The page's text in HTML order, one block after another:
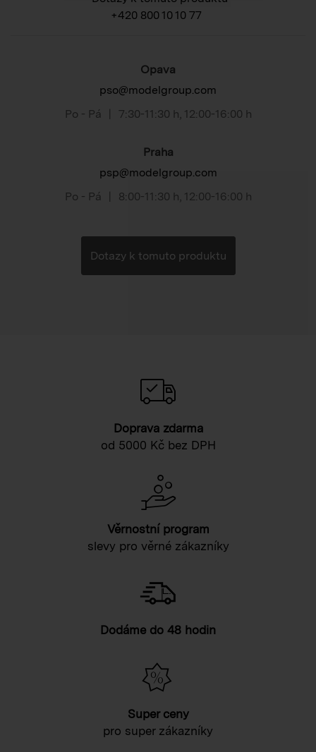
+420 800 10 10 77
Opava
pso@modelgroup.com
Po - Pá
7:30-11:30 h 12:00-16:00 h
Praha
psp@modelgroup.com
Po - Pá
8:00-11:30 h 12:00-16:00 h
Dotazy k tomuto produktu
Doprava zdarma
od 5000 Kč bez DPH
Věrnostní program
slevy pro věrné zákazníky
Dodáme do 48 hodin
Super ceny
pro super zákazníky